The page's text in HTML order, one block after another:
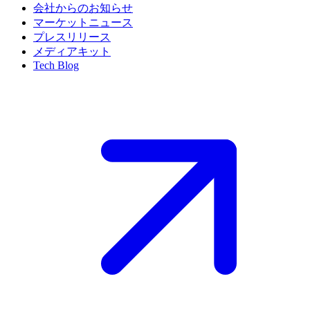
会社からのお知らせ
マーケットニュース
プレスリリース
メディアキット
Tech Blog